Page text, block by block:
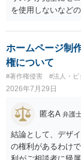
を使用しないなど
推測できる」とい
利用を目的とする
です。 また、広告
性がありますが、
成否は、主に「専
断されます。広告
すが、それだけで
非営利であれば「
れる可能性があり
しての色彩が強ま
更・確認しておく
ホームページ制
権について
#著作権侵害 #法人・ビ
2026年7月29日
匿名A 弁護
結論として、デザ
の権利があるわけ
利がご相談者に帰